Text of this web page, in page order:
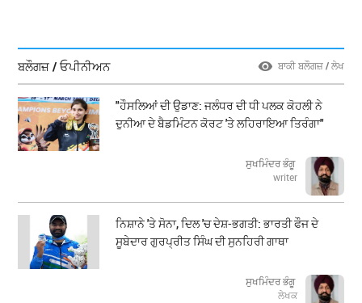
ਬਲੌਗਜ਼ / ਓਪੀਨੀਅਨ ਬਾਕੀ ਬਲੌਗਜ਼ / ਲੇਖ
"ਹੌਸਲਿਆਂ ਦੀ ਉਡਾਣ: ਜਲੰਧਰ ਦੀ ਧੀ ਪਲਕ ਕੋਹਲੀ ਨੇ
ਦੁਨੀਆ ਦੇ ਬੈਡਮਿੰਟਨ ਕੋਰਟ 'ਤੇ ਲਹਿਰਾਇਆ ਤਿਰੰਗਾ"
ਸੁਖਮਿੰਦਰ ਭੰਗੂ
writer
ਨਿਸ਼ਾਨੇ 'ਤੇ ਸੋਨਾ, ਦਿਲ 'ਚ ਦੇਸ਼-ਭਗਤੀ: ਭਾਰਤੀ ਫੌਜ ਦੇ
ਸੂਬੇਦਾਰ ਗੁਰਪ੍ਰੀਤ ਸਿੰਘ ਦੀ ਸੁਨਹਿਰੀ ਗਾਥਾ
ਸੁਖਮਿੰਦਰ ਭੰਗੂ
ਲੇਖਕ